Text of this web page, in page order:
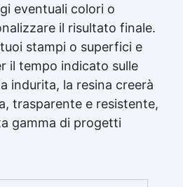
eventuali colori o
il risultato finale.
stampi o superfici e
il tempo indicato sulle
indurita, la resina creerà
trasparente e resistente,
gamma di progetti